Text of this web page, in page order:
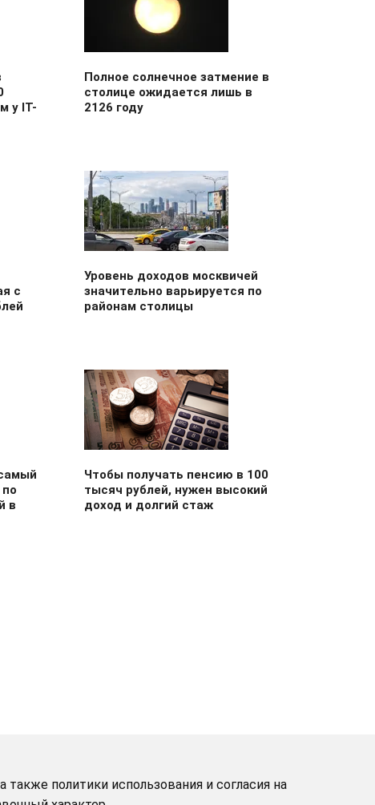
у IT-
Полное солнечное затмение в
столице ожидается лишь в
2126 году
с
Уровень доходов москвичей
значительно варьируется по
районам столицы
в
Чтобы получать пенсию в 100
тысяч рублей, нужен высокий
доход и долгий стаж
политики использования и согласия на